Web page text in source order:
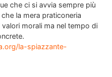
che ci si avvia sempre più
la mera praticoneria
morali ma nel tempo di
la-spiazzante-